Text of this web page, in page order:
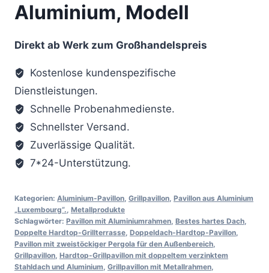
Aluminium, Modell
Direkt ab Werk zum Großhandelspreis
Kostenlose kundenspezifische
Dienstleistungen.
Schnelle Probenahmedienste.
Schnellster Versand.
Zuverlässige Qualität.
7*24-Unterstützung.
Kategorien: Aluminium-Pavillon, Grillpavillon, Pavillon aus Aluminium
„Luxembourg“., Metallprodukte
Schlagwörter: Pavillon mit Aluminiumrahmen, Bestes hartes Dach,
Doppelte Hardtop-Grillterrasse, Doppeldach-Hardtop-Pavillon,
Pavillon mit zweistöckiger Pergola für den Außenbereich,
Grillpavillon, Hardtop-Grillpavillon mit doppeltem verzinktem
Stahldach und Aluminium, Grillpavillon mit Metallrahmen,